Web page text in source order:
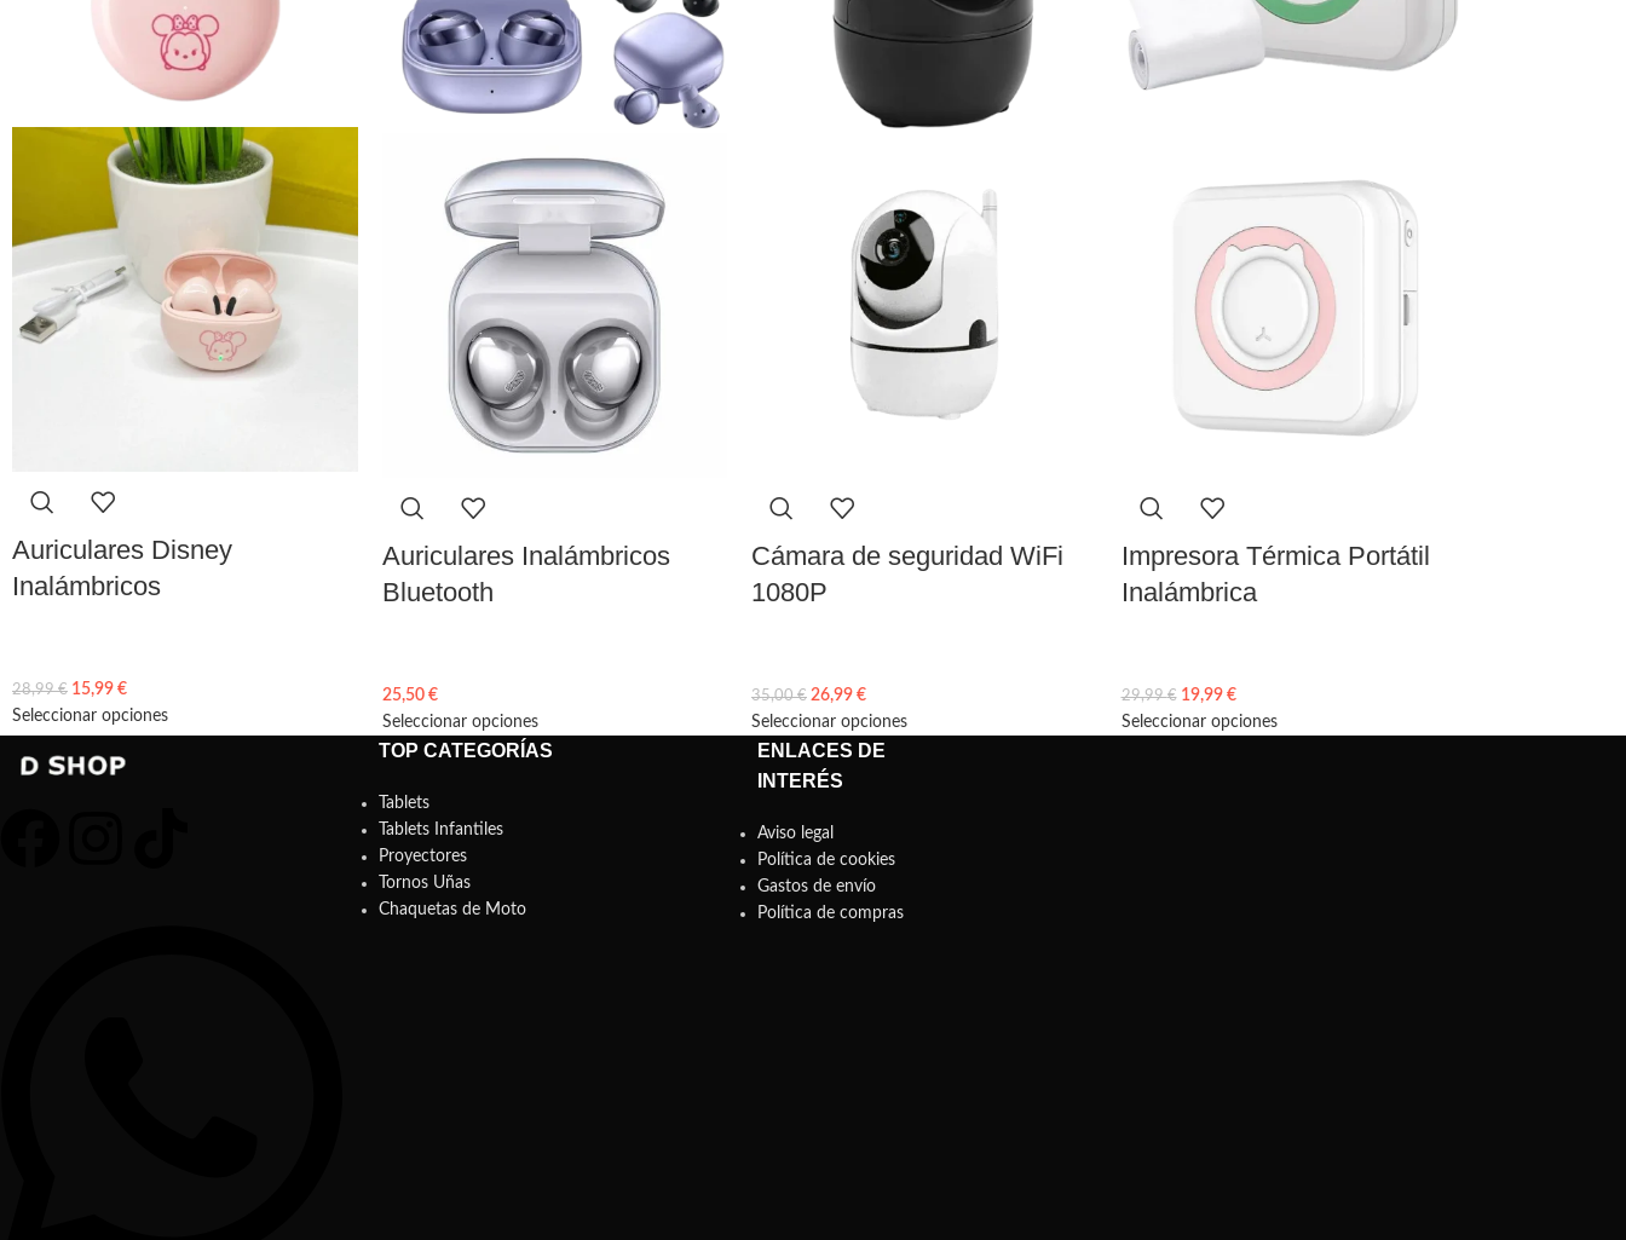
Auriculares Disney
Inalámbricos
28,99€ 15,99 €
Seleccionar opciones
Auriculares Inalámbricos
Bluetooth
25,50 €
Seleccionar opciones
Cámara de seguridad WiFi
1080P
35,00€ 26,99 €
Seleccionar opciones
Impresora Térmica Portátil
Inalámbrica
29,99€ 19,99 €
Seleccionar opciones
TOP CATEGORÍAS
Tablets
Tablets Infantiles
Proyectores
Tornos Uñas
Chaquetas de Moto
ENLACES DE
INTERÉS
Aviso legal
Política de cookies
Gastos de envío
Política de compras